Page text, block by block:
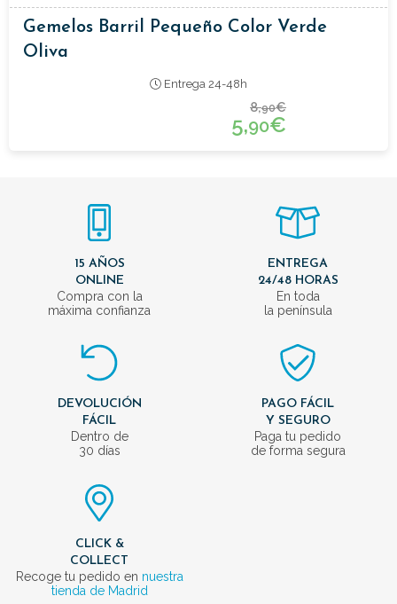
Gemelos Barril Pequeño Color Verde
Oliva
Entrega 24-48h
8,90€
5,90€
15 AÑOS
ONLINE
Compra con la
máxima confianza
ENTREGA
24/48 HORAS
En toda
la península
DEVOLUCIÓN
FÁCIL
Dentro de
30 días
PAGO FÁCIL
Y SEGURO
Paga tu pedido
de forma segura
CLICK &
COLLECT
Recoge tu pedido en nuestra
tienda de Madrid